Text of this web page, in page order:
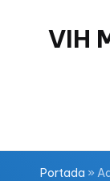
VIH
Portada »